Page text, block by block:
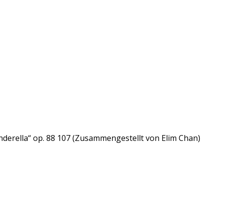
op. 88 107 (Zusammengestellt von Elim Chan)